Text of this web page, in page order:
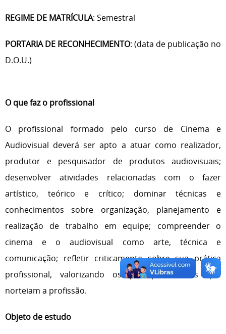
REGIME DE MATRÍCULA: Semestral
PORTARIA DE RECONHECIMENTO: (data de publicação no
D.O.U.)
O que faz o profissional
O profissional formado pelo curso de Cinema e
Audiovisual deverá ser apto a atuar como realizador,
produtor e pesquisador de produtos audiovisuais;
desenvolver atividades relacionadas com o fazer
artístico, teórico e crítico; dominar técnicas e
conhecimentos sobre organização, planejamento e
realização de trabalho em equipe; compreender o
cinema e o audiovisual como arte, técnica e
comunicação; refletir criticamente sobre sua prática
profissional, valorizando os princípios éticos que
norteiam a profissão.
Objeto de estudo